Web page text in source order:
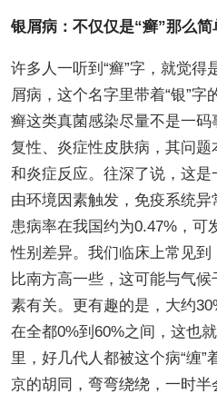
银屑病：不仅仅是“癣”那么简
许多人一听到“癣”字，就觉得
屑病，这个名字里带着“银”
癣这类真菌感染尽量不是一码
复性、炎症性皮肤病，其问
和炎症反应。往深了说，这是
由环境因素触发，免疫系统
患病率在我国约为0.47%，可
性别差异。我们临床上常见
比南方高一些，这可能与气
素有关。更有趣的是，大约
在全都0%到60%之间，这也
里，好几代人都被这个病“缠
京的胡同，弯弯绕绕，一时